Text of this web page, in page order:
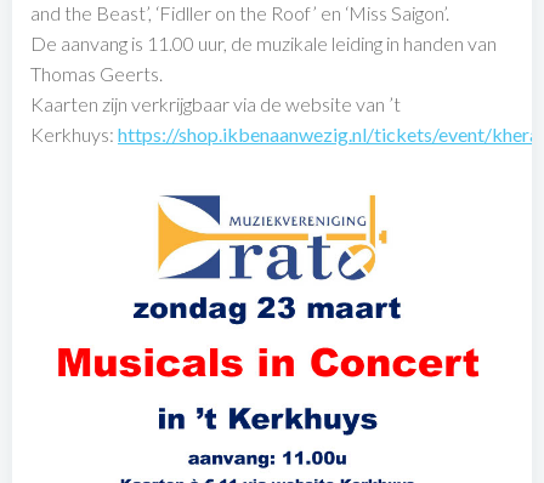
and the Beast’, ‘Fidller on the Roof’ en ‘Miss Saigon’.
De aanvang is 11.00 uur, de muzikale leiding in handen van
Thomas Geerts.
Kaarten zijn verkrijgbaar via de website van ’t
Kerkhuys: https://shop.ikbenaanwezig.nl/tickets/event/